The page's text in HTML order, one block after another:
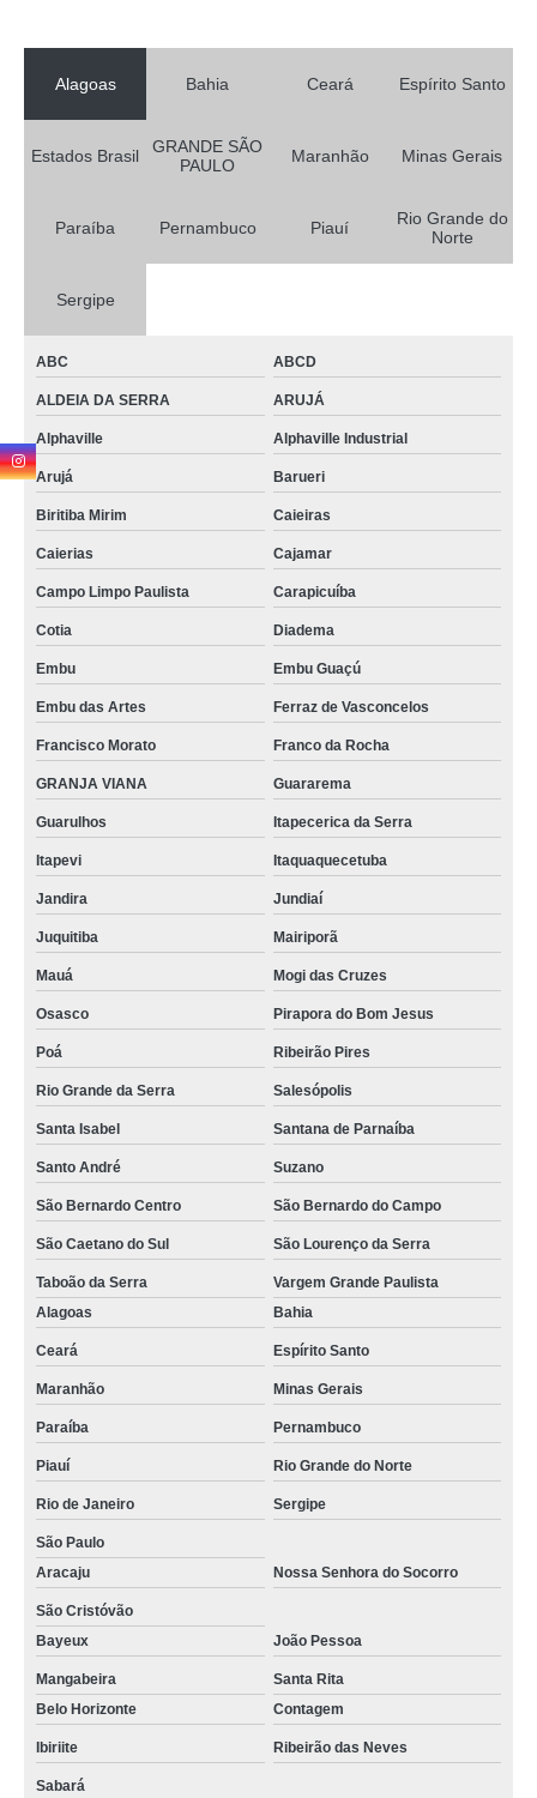
Alagoas Bahia Ceará Espírito Santo
Estados Brasil
GRANDE SÃO
PAULO
Maranhão Minas Gerais
Paraíba Pernambuco Piauí
Rio Grande do
Norte
Sergipe
ABC ABCD
ALDEIA DA SERRA ARUJÁ
Alphaville Alphaville Industrial
Arujá Barueri
Biritiba Mirim Caieiras
Caierias Cajamar
Campo Limpo Paulista Carapicuíba
Cotia Diadema
Embu Embu Guaçú
Embu das Artes Ferraz de Vasconcelos
Francisco Morato Franco da Rocha
GRANJA VIANA Guararema
Guarulhos Itapecerica da Serra
Itapevi Itaquaquecetuba
Jandira Jundiaí
Juquitiba Mairiporã
Mauá Mogi das Cruzes
Osasco Pirapora do Bom Jesus
Poá Ribeirão Pires
Rio Grande da Serra Salesópolis
Santa Isabel Santana de Parnaíba
Santo André Suzano
São Bernardo Centro São Bernardo do Campo
São Caetano do Sul São Lourenço da Serra
Taboão da Serra
Vargem Grande Paulista
Alagoas
Bahia
Ceará Espírito Santo
Maranhão Minas Gerais
Paraíba Pernambuco
Piauí Rio Grande do Norte
Rio de Janeiro Sergipe
São Paulo
Aracaju
Nossa Senhora do Socorro
São Cristóvão
Bayeux
João Pessoa
Mangabeira
Santa Rita
Belo Horizonte
Contagem
Ibiriite Ribeirão das Neves
Sabará